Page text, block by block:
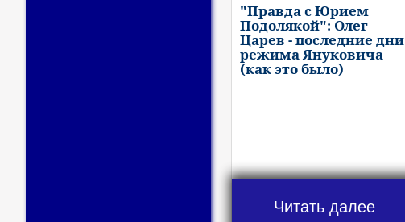
"Правда с Юрием
Подолякой": Олег
Царев - последние дни
режима Януковича
(как это было)
Читать далее